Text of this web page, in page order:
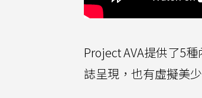
Project AVA提供了5
誌呈現，也有虛擬美